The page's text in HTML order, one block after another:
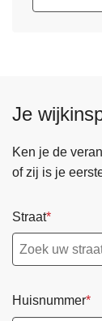
Je
Ken je de
of zij is je
Straat
Huisnummer